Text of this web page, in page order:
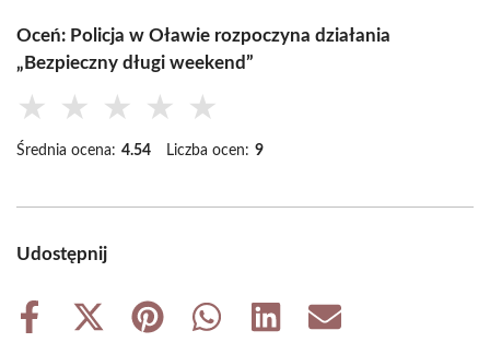
Oceń: Policja w Oławie rozpoczyna działania
„Bezpieczny długi weekend”
★ ★ ★ ★ ★
Średnia ocena: 4.54 Liczba ocen: 9
Udostępnij
Share
Share
Share
Share
Share
Share